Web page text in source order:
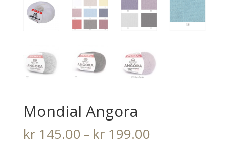
Mondial Angora
kr145.00– kr199.00Prisområde: